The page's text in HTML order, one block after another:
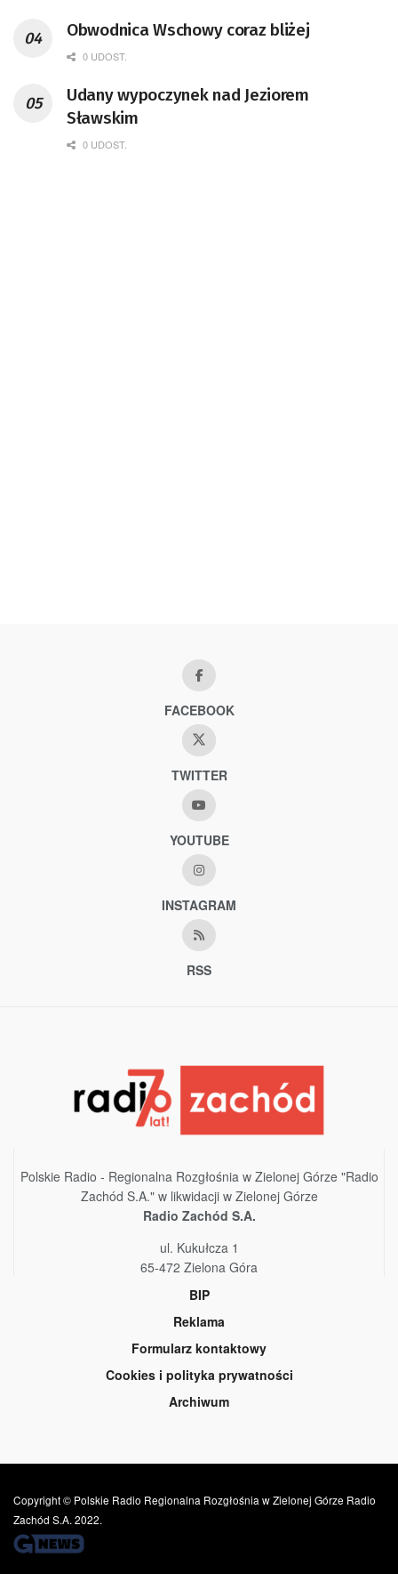
Obwodnica Wschowy coraz bliżej
0 UDOST.
Udany wypoczynek nad Jeziorem
Sławskim
0 UDOST.
FACEBOOK
TWITTER
YOUTUBE
INSTAGRAM
RSS
Polskie Radio - Regionalna Rozgłośnia w Zielonej Górze "Radio
Zachód S.A." w likwidacji w Zielonej Górze
Radio Zachód S.A.
ul. Kukułcza 1
65-472 Zielona Góra
BIP
Reklama
Formularz kontaktowy
Cookies i polityka prywatności
Archiwum
Copyright © Polskie Radio Regionalna Rozgłośnia w Zielonej Górze Radio
Zachód S.A. 2022.